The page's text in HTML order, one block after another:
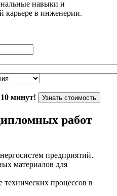
навыки и
карьере в инженерии.
10 минут! Узнать стоимость
работ
предприятий.
материалов для
процессов в